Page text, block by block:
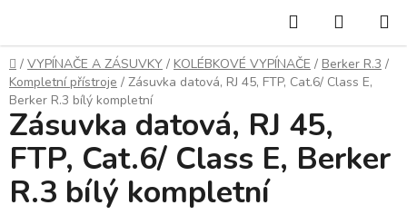
obsah
Hledat
KOŠÍK
Domů
/ VYPÍNAČE A ZÁSUVKY / KOLÉBKOVÉ VYPÍNAČE / Berker R.3 /
Kompletní přístroje / Zásuvka datová, RJ 45, FTP, Cat.6/ Class E,
Berker R.3 bílý kompletní
Zásuvka datová, RJ 45,
FTP, Cat.6/ Class E, Berker
R.3 bílý kompletní